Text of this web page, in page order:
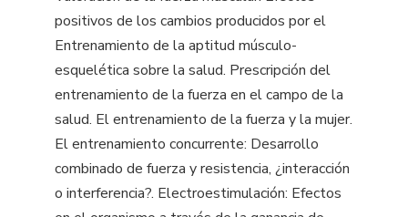
positivos de los cambios producidos por el
Entrenamiento de la aptitud músculo-
esquelética sobre la salud. Prescripción del
entrenamiento de la fuerza en el campo de la
salud. El entrenamiento de la fuerza y la mujer.
El entrenamiento concurrente: Desarrollo
combinado de fuerza y resistencia, ¿interacción
o interferencia?. Electroestimulación: Efectos